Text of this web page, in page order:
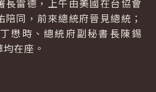
雷德，上午由美國在台協會
同，前來總統府晉見總統；
懋時、總統府副秘書長陳錫
在座。